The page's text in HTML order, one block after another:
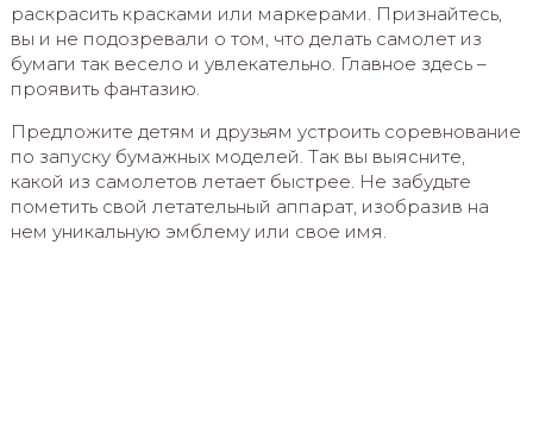
раскрасить красками или маркерами. Признайтесь,
вы и не подозревали о том, что делать самолет из
бумаги так весело и увлекательно. Главное здесь –
проявить фантазию.
Предложите детям и друзьям устроить соревнование
по запуску бумажных моделей. Так вы выясните,
какой из самолетов летает быстрее. Не забудьте
пометить свой летательный аппарат, изобразив на
нем уникальную эмблему или свое имя.